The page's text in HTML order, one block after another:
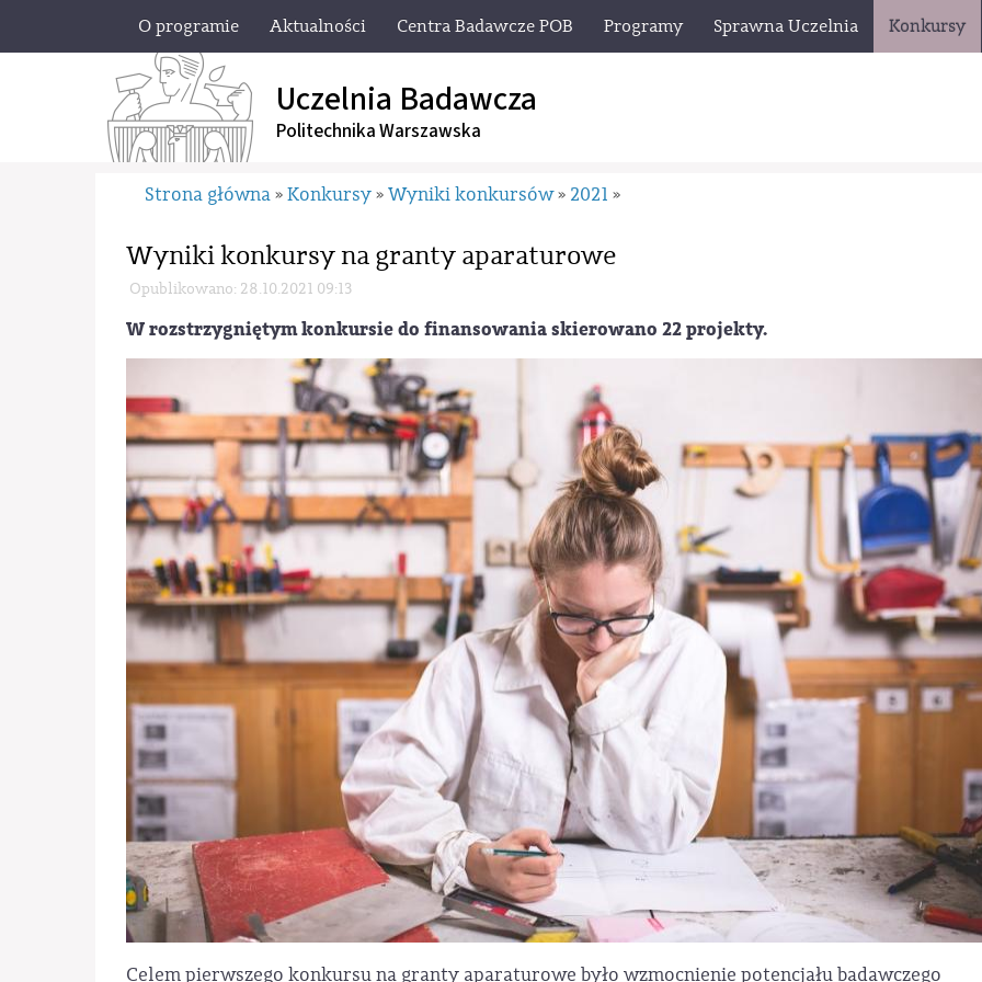
O programie Aktualności Centra Badawcze POB Programy Sprawna Uczelnia Konkursy
Uczelnia Badawcza
Politechnika Warszawska
Strona główna » Konkursy » Wyniki konkursów » 2021 »
Wyniki konkursy na granty aparaturowe
Opublikowano: 28.10.2021 09:13
W rozstrzygniętym konkursie do finansowania skierowano 22 projekty.
Celem pierwszego konkursu na granty aparaturowe było wzmocnienie potencjału badawczego